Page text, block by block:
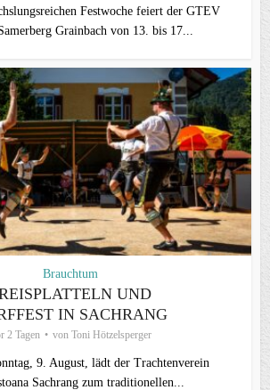
Festwoche feiert der GTEV
Grainbach von 13. bis 17...
Brauchtum
UND
IN SACHRANG
2 Tagen von Toni Hötzelsperger
9. August, lädt der Trachtenverein
Sachrang zum traditionellen...